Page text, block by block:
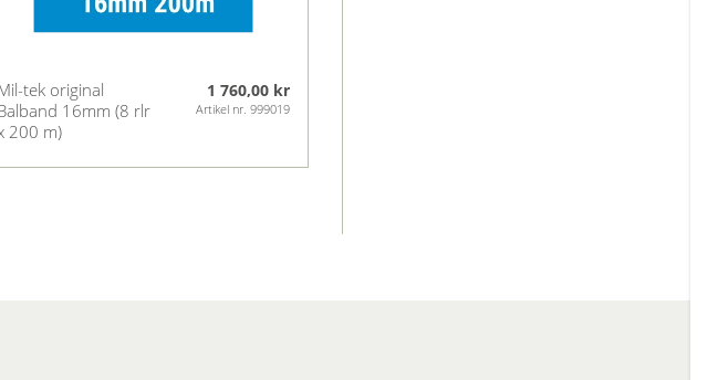
tek original
16mm (8 rlr
200 m)
1 760,00 kr
Artikel nr. 999019